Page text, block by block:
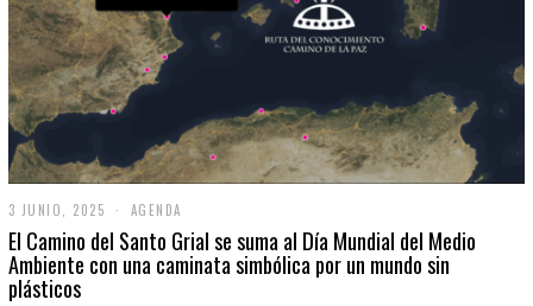
3 JUNIO, 2025
J
U
N
AGENDA
El Camino del Santo Grial se suma al Día Mundial del Medio
Ambiente con una caminata simbólica por un mundo sin
plásticos